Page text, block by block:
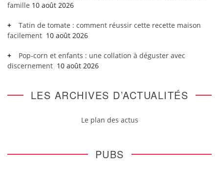
famille 10 août 2026
Tatin de tomate : comment réussir cette recette maison
facilement 10 août 2026
Pop-corn et enfants : une collation à déguster avec
discernement 10 août 2026
LES ARCHIVES D’ACTUALITÉS
Le plan des actus
PUBS